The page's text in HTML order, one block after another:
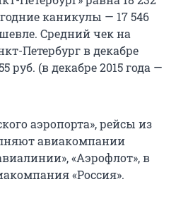
каникулы — 17 546
Средний чек на
Петербург в декабре
руб. (в декабре 2015 года —
аэропорта», рейсы из
авиакомпании
«Аэрофлот», в
«Россия».